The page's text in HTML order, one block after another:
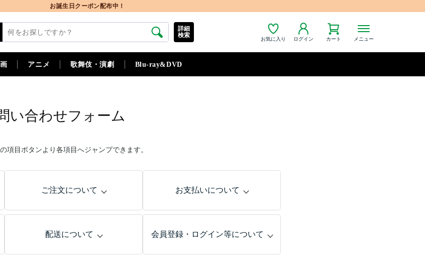
お誕生日クーポン配布中！
お気に入り ログイン カート メニュー
詳細
検索
アニメ 歌舞伎・演劇 Blu-ray&DVD
い合わせフォーム
項目ボタンより各項目へジャンプできます。
ご注文について お支払いについて
配送について 会員登録・ログイン等について